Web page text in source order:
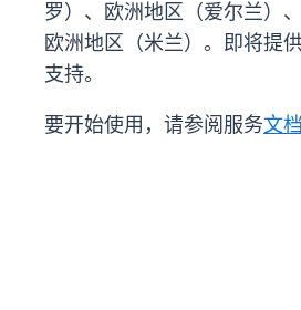
罗）、欧洲地区（爱尔兰）
欧洲地区（米兰）。即将提
支持。
要开始使用，请参阅服务文档